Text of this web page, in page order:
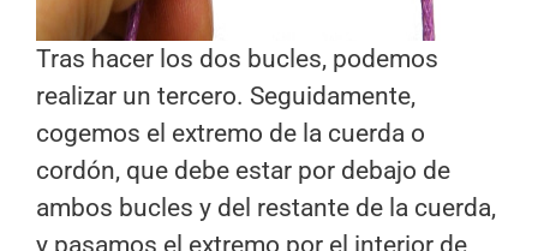
Tras hacer los dos bucles, podemos
realizar un tercero. Seguidamente,
cogemos el extremo de la cuerda o
cordón, que debe estar por debajo de
ambos bucles y del restante de la cuerda,
y pasamos el extremo por el interior de